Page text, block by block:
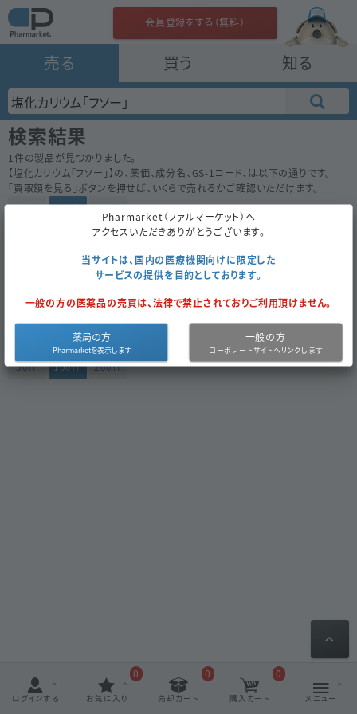
売る 買う 知る
会員登録をする（無料）
検索結果
1件の製品が見つかりました。
【塩化カリウム「フソー」 】の、薬価、成分名、GS-1コード、は以下の通りです。
「買取額を見る」ボタンを押せば、いくらで売れるかご確認いただけます。
50件
100件 200件
塩化カリウム「フソー」
1000ｇ（1000ｇ×1）
扶桑薬品
経過措置
2027年3月まで
買取対象外
50件 100件 200件
ログインする お気に入り
0
売却カート
0
購入カート
0
メニュー
Pharmarket（ファルマーケット）へ
アクセスいただきありがとうございます。
当サイトは、国内の医療機関向けに限定した
サービスの提供を目的としております。
一般の方の医薬品の売買は、法律で禁止されておりご利用頂けません。
薬局の方 一般の方